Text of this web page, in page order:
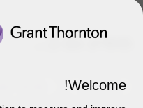
מופיע גם ב...
סוג שירות
Welcome!